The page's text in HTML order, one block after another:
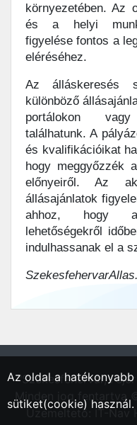
környezetében. Az
és a helyi
figyelése fontos a
eléréséhez.
Az álláskeresés
különböző
portálokon
találhatunk. A
és kvalifikációikat
hogy meggyőzzék
előnyeiről. Az
állásajánlatok
ahhoz, hogy a
lehetőségekről
indulhassanak el a
"Székesfehérvár,
Minden jog fentartva
Üzemeltető: IT-
Az oldal a
sütiket(cookie)